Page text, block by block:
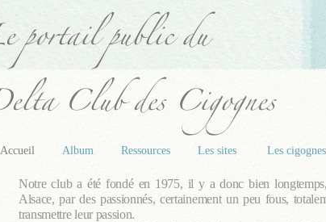
Accueil Album Ressources Les sites Les cigognes
Notre club a été fondé en 1975, il y a donc bien
Alsace, par des passionnés, certainement un peu fous,
transmettre leur passion.